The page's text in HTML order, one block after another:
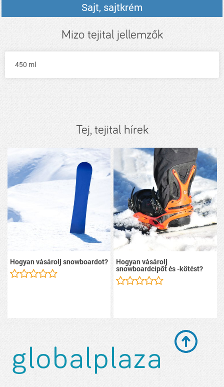
Sajt, sajtkrém
Mizo tejital jellemzők
450 ml
Tej, tejital hírek
Hogyan vásárolj snowboardot? Hogyan vásárolj
snowboardcipőt és -kötést?